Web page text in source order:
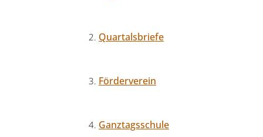
Quartalsbriefe
Förderverein
Ganztagsschule